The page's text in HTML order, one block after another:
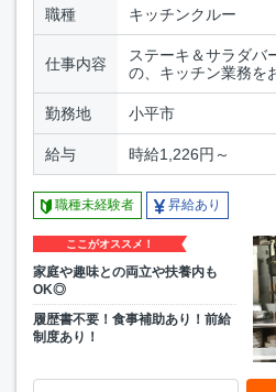
職種 キッチンクルー
仕事内容
ステーキ＆サラダバ
の、キッチン業務を
勤務地 小平市
給与 時給1,226円～
職種未経験者 昇給あり
ここがオススメ！
家庭や趣味との両立や扶養内も
OK◎
履歴書不要！食事補助あり！前給
制度あり！